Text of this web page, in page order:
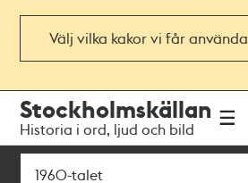
Välj vilka kakor vi får använda
navigationen
huvudinnehållet
Stockholmskällan
Historia i ord, ljud och bild
Sök